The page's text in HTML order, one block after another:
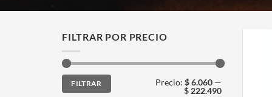
FILTRAR POR PRECIO
Precio
mínimo
Precio
máximo
FILTRAR Precio: $ 6.060—
$ 222.490